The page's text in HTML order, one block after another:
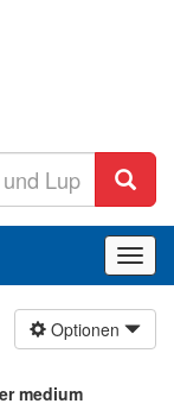
ein-/
Optionen
medium